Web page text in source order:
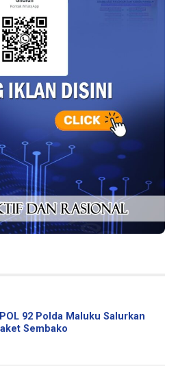
92 Polda Maluku Salurkan
Sembako